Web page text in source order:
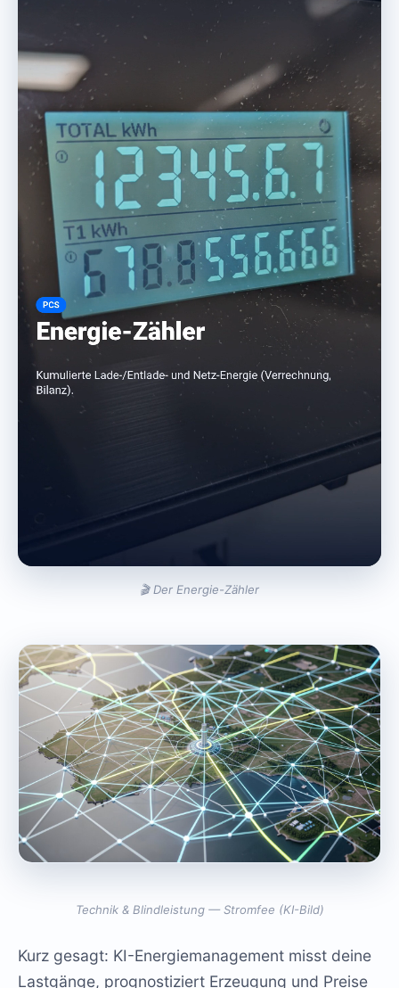
🎬 Der Energie-Zähler
Technik & Blindleistung — Stromfee (KI-Bild)
Kurz gesagt: KI-Energiemanagement misst deine
Lastgänge, prognostiziert Erzeugung und Preise